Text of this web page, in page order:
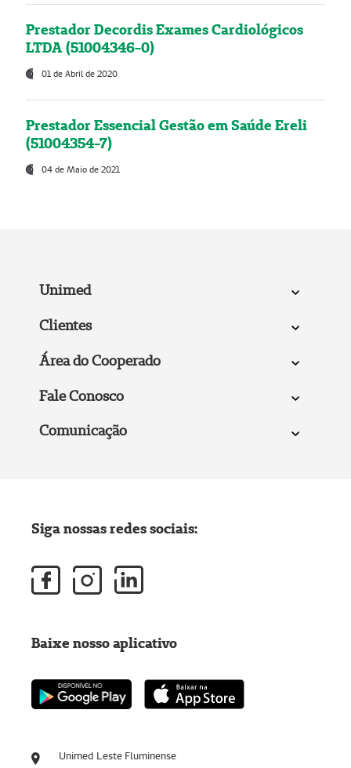
Prestador Decordis Exames Cardiológicos
LTDA (51004346-0)
01 de Abril de 2020
Prestador Essencial Gestão em Saúde Ereli
(51004354-7)
04 de Maio de 2021
Unimed
Clientes
Área do Cooperado
Fale Conosco
Comunicação
Unimed Leste Fluminense
Siga nossas redes sociais:
Baixe nosso aplicativo